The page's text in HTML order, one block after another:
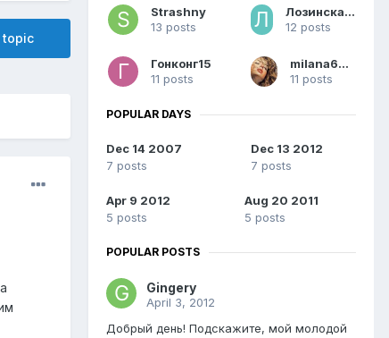
topic
Strashny
13 posts
Лозинская Анна
12 posts
Гонконг15
11 posts
milana6070
11 posts
POPULAR DAYS
Dec 14 2007
7 posts
Dec 13 2012
7 posts
Apr 9 2012
5 posts
Aug 20 2011
5 posts
POPULAR POSTS
Gingery
April 3, 2012
Добрый день! Подскажите, мой молодой